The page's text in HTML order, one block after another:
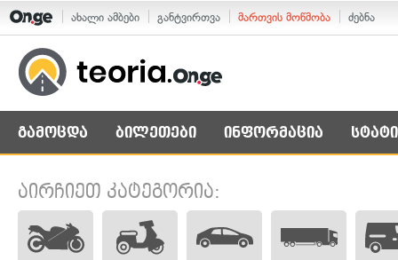
ახალი ამბები განტვირთვა მართვის მოწმობა ძებნა
გამოცდა ბილეთები ინფორმაცია
აირჩიეთ კატეგორია: